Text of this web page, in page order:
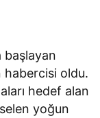
başlayan
habercisi oldu.
hedef alan
yoğun